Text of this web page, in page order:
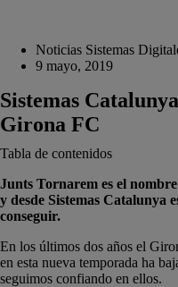
Noticias Sistemas
9 mayo, 2019
Sistemas
Girona FC
Tabla de contenidos
Junts Tornarem es el
y desde Sistemas Catalunya
conseguir.
En los últimos dos años el
en esta nueva temporada ha
seguimos confiando en ellos.